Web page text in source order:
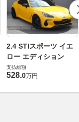
2.4 STIスポーツ イエ
ロー エディション
支払総額
528.0万円